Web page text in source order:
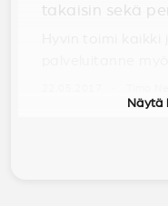
takaisin sekä
Näytä